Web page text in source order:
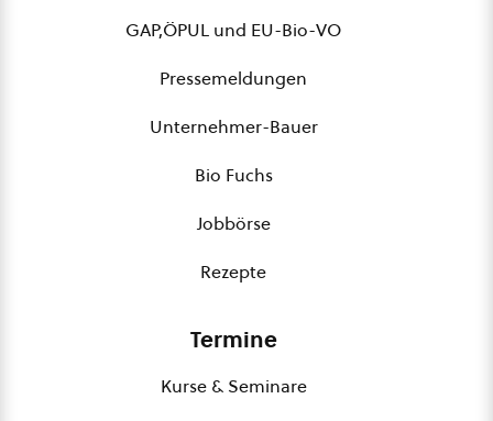
GAP,ÖPUL und EU-Bio-VO
Pressemeldungen
Unternehmer-Bauer
Bio Fuchs
Jobbörse
Rezepte
Termine
Kurse & Seminare